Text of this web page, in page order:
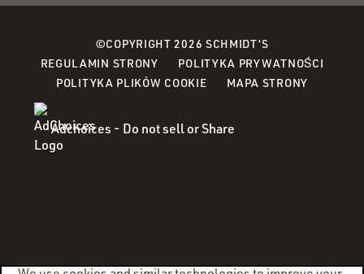
©COPYRIGHT 2026 SCHMIDT’S
REGULAMIN STRONY
POLITYKA PRYWATNOŚCI
POLITYKA PLIKÓW COOKIE(OPENS
A
MAPA STRONY
Adchoices - Do not sell or Share